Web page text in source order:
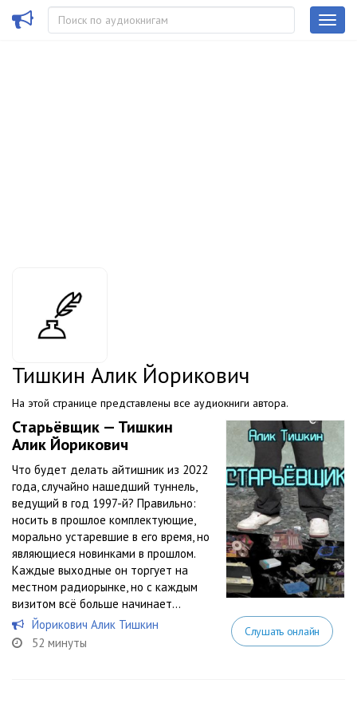
Тишкин Алик Йорикович
На этой странице представлены все аудиокниги автора.
Старьёвщик — Тишкин
Алик Йорикович
Что будет делать айтишник из 2022
года, случайно нашедший туннель,
ведущий в год 1997-й? Правильно:
носить в прошлое комплектующие,
морально устаревшие в его время, но
являющиеся новинками в прошлом.
Каждые выходные он торгует на
местном радиорынке, но с каждым
визитом всё больше начинает...
Йорикович Алик Тишкин
52 минуты
Слушать онлайн